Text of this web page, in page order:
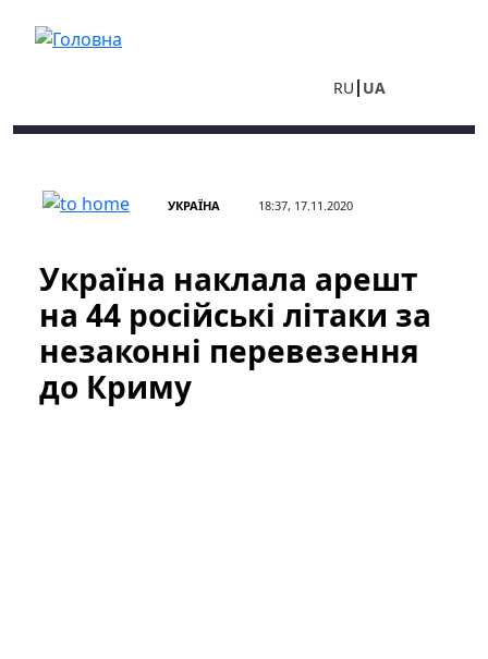
RU UA
УКРАЇНА 18:37, 17.11.2020
Україна наклала арешт
на 44 російські літаки за
незаконні перевезення
до Криму